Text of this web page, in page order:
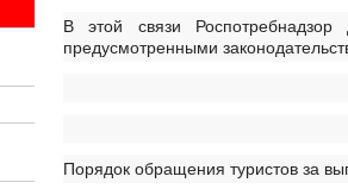
В этой связи
предусмотренными
Порядок обращения туристов за